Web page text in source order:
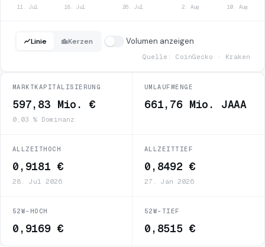
11. Jul 18. Jul 26. Jul 2. Aug 10. Aug
Linie Kerzen Volumen anzeigen
Quelle: CoinGecko · Kraken
MARKTKAPITALISIERUNG
597,83 Mio. €
0,03 % Dominanz
UMLAUFMENGE
661,76 Mio. JAAA
ALLZEITHOCH
0,9181 €
28. Jul 2026
ALLZEITTIEF
0,8492 €
27. Jan 2026
52W-HOCH
0,9169 €
52W-TIEF
0,8515 €